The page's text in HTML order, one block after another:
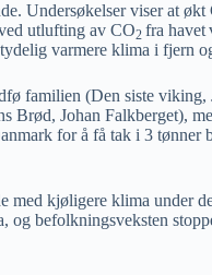
Undersøkelser viser at økt
utlufting av CO2 fra havet
varmere klima i fjern
familien (Den siste viking,
Johan Falkberget),
for å få tak i 3 tønner
med kjøligere klima under
og befolkningsveksten